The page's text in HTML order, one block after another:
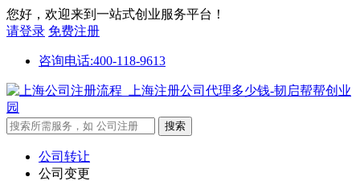
您好，欢迎来到一站式创业服务平台！
请登录 免费注册
咨询电话:400-118-9613
公司转让
公司变更